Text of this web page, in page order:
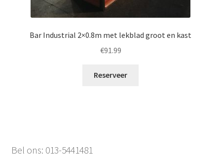
Bar Industrial 2×0.8m met lekblad groot en kast
€91.99
Reserveer
Bel ons: 013-5441481